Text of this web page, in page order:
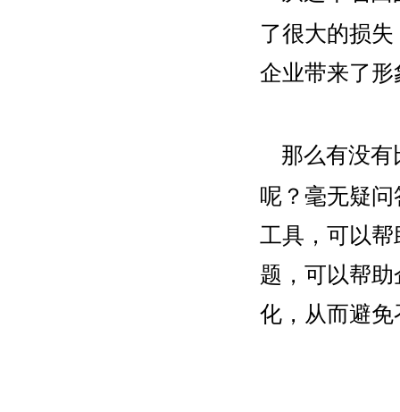
了很大的损
企业带来了
那么有没
呢？毫无疑
工具，可以
题，可以帮
化，从而避